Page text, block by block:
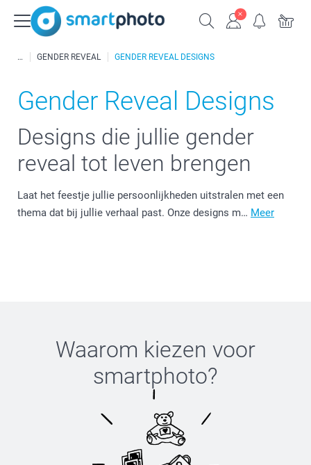
GENDER REVEAL GENDER REVEAL DESIGNS
Gender Reveal Designs
Designs die jullie gender
reveal tot leven brengen
Laat het feestje jullie persoonlijkheden uitstralen met een
thema dat bij jullie verhaal past. Onze designs m… Meer
Waarom kiezen voor
smartphoto?